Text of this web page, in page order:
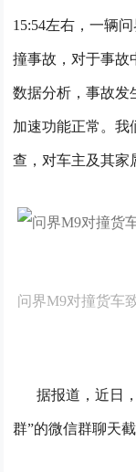
15:54左右，一辆
撞事故，对于事故
数据分析，事故发
加速功能正常。我
查，对车主及其家
问界M9对撞货车
据报道，近日
群”的微信群聊天